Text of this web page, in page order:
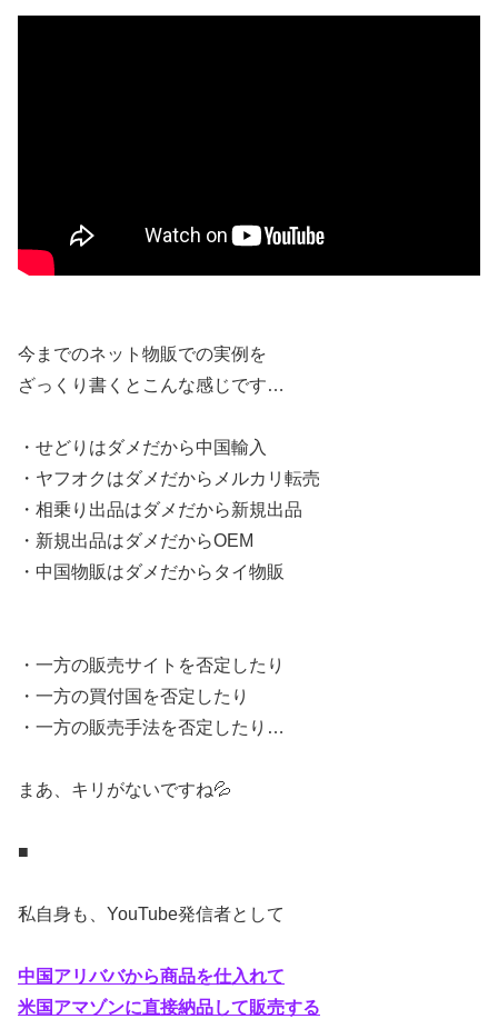
今までのネット物販での実例を
ざっくり書くとこんな感じです…
・せどりはダメだから中国輸入
・ヤフオクはダメだからメルカリ転売
・相乗り出品はダメだから新規出品
・新規出品はダメだからOEM
・中国物販はダメだからタイ物販
・一方の販売サイトを否定したり
・一方の買付国を否定したり
・一方の販売手法を否定したり…
まあ、キリがないですね💦
■
私自身も、YouTube発信者として
中国アリババから商品を仕入れて
米国アマゾンに直接納品して販売する